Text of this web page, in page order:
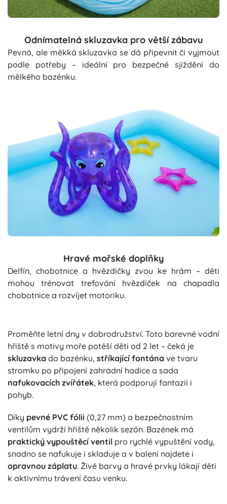
Odnímatelná skluzavka pro větší zábavu
Pevná, ale měkká skluzavka se dá připevnit či vyjmout
podle potřeby – ideální pro bezpečné sjíždění do
mělkého bazénku.
Hravé mořské doplňky
Delfín, chobotnice a hvězdičky zvou ke hrám – děti
mohou trénovat trefování hvězdiček na chapadla
chobotnice a rozvíjet motoriku.
Proměňte letní dny v dobrodružství. Toto barevné vodní
hřiště s motivy moře potěší děti od 2 let – čeká je
skluzavka do bazénku, stříkající fontána ve tvaru
stromku po připojení zahradní hadice a sada
nafukovacích zvířátek, která podporují fantazii i
pohyb.
Díky pevné PVC fólii (0,27 mm) a bezpečnostním
ventilům vydrží hřiště několik sezón. Bazének má
praktický vypouštěcí ventil pro rychlé vypuštění vody,
snadno se nafukuje i skladuje a v balení najdete i
opravnou záplatu. Živé barvy a hravé prvky lákají děti
k aktivnímu trávení času venku.